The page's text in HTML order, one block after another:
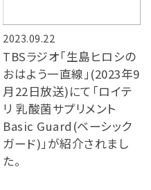
2023.09.22
TBSラジオ「生島ヒロシの
おはよう一直線」(2023年9
月22日放送)にて「ロイテ
リ 乳酸菌サプリメント
Basic Guard(ベーシック
ガード)」が紹介されまし
た。